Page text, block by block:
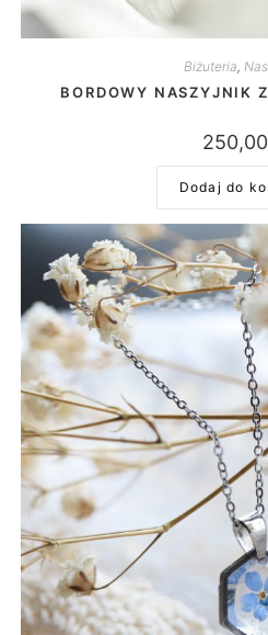
Biżuteria,
BORDOWY NASZYJNIK
250,00
Dodaj do